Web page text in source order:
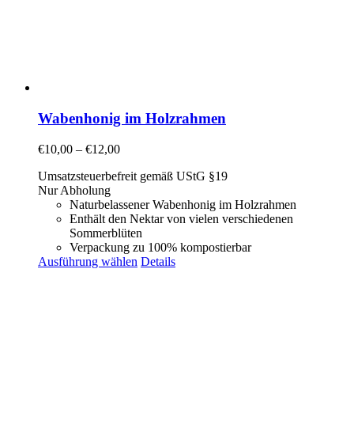
Wabenhonig im Holzrahmen
€10,00 – €12,00
Umsatzsteuerbefreit gemäß UStG §19
Nur Abholung
Naturbelassener Wabenhonig im Holzrahmen
Enthält den Nektar von vielen verschiedenen
Sommerblüten
Verpackung zu 100% kompostierbar
Ausführung wählen Details